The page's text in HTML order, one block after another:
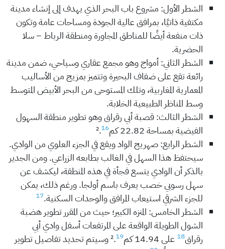
الشطر الأول: مشروع باب البحر الذي يهدف إلى إنشاء مدينة
مكتفية ذاتيًا، بمرافق عالية الجودة ومساحات عامة وتكون
ذات منفعة أيضًا للمناطق المجاورة ومنطقة الرباط – سلا
الحضرية.
الشطر الثاني: أمواج وهو مجمع عقاري وسياحي، ضمن مدينة
رائعة تقع على ضفاف البحيرة وتتميز بمزيج من الأساليب
المعمارية المغاربية، وتلك المستوحى من البحر الأبيض المتوسط
وسط المناظر الطبيعية الخلابة.
الشطر الثالث: قصبة أبي رقراق وهو تطوير منطقة السهول
الفيضية بمساحة 22.82 كم².
16
الشطر الرابع: صهريج الواد ويقع في الجزء العلوي من الوادي.
سيحتفظ هذا السهل في الغالب بطابعه الزراعي. ومن الجدير
بالذكر أن الوادي يتسع فجأة في هذه المنطقة، ليكشف عن
سهل رسوبي خصب يعرف باسم أولجا. ورغم ذلك، يمكن
للجزء الشرقي استيعاب المرافق والوحدات السكنية.17
الشطر الخامس: المنزه الكبير؛ حيث من المقرر تطوير هضبة
الشول الطويلة الواقعة على المرتفعات أسفل وادي أبي
رقراق18 على 14.94 كم². 19
وسيتم تحديد تفاصيل تطوير